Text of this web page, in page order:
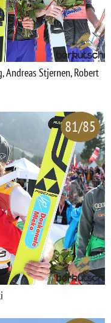
Andreas Stjernen, Robert
81/85